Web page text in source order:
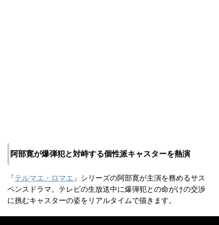
阿部寛が爆弾犯と対峙する個性派キャスターを熱演
「 テルマエ・ロマエ 」シリーズの阿部寛が主演を務めるサス
ペンスドラマ。テレビの生放送中に爆弾犯との命がけの交渉
に挑むキャスターの姿をリアルタイムで描きます。